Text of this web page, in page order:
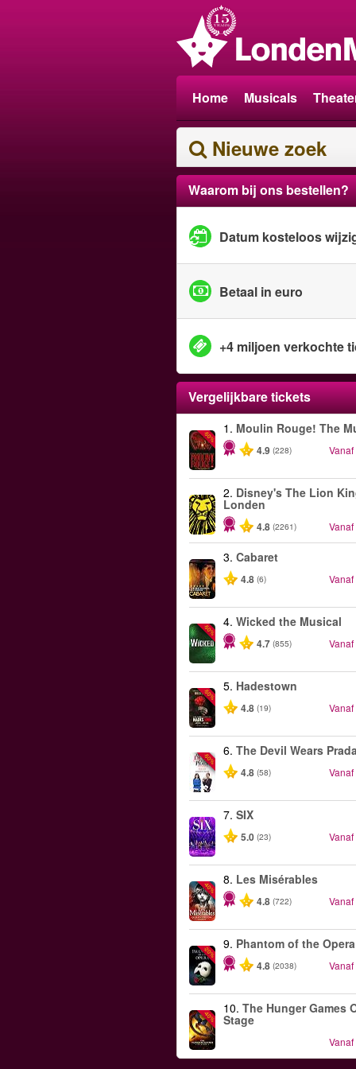
Home Musicals
Nieuwe zoek
Waarom bij ons bestellen?
Datum kosteloos
Betaal in euro
+4 miljoen verkochte
Vergelijkbare tickets
-50%
1. Moulin Rouge! The
4.9 (228) Vanaf
2. Disney's The Lion
Londen
4.8 (2261) Vanaf
3. Cabaret
4.8 (6) Vanaf
-50%
4. Wicked the Musical
4.7 (855) Vanaf
-50%
5. Hadestown
4.8 (19) Vanaf
-50%
6. The Devil Wears
4.8 (58) Vanaf
7. SIX
5.0 (23) Vanaf
-40%
8. Les Misérables
4.8 (722) Vanaf
-20%
9. Phantom of the Opera
4.8 (2038) Vanaf
-40%
10. The Hunger Games
Stage
Vanaf